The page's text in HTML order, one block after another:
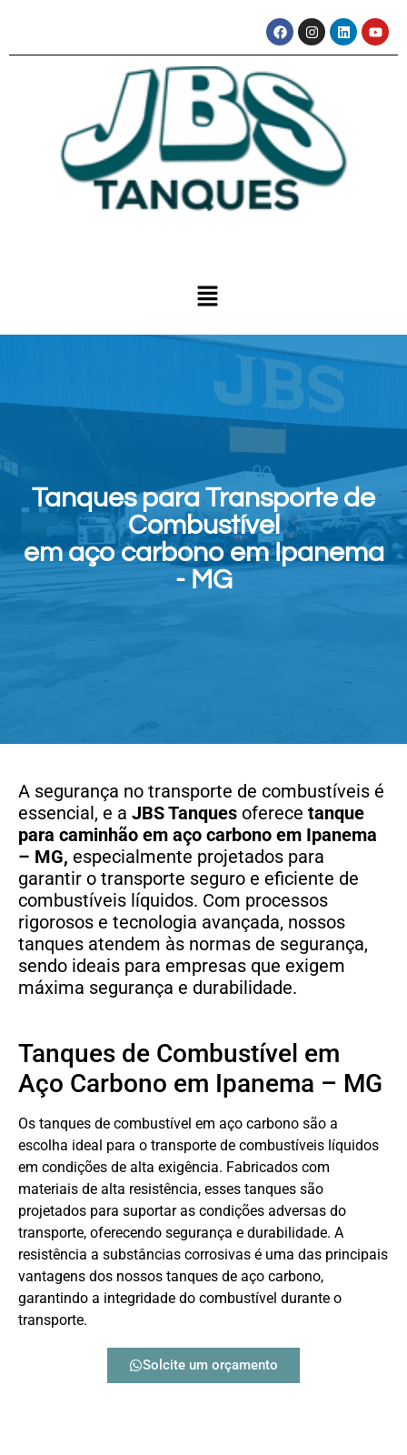
Tanques para Transporte de
Combustível
em aço carbono em Ipanema
- MG
A segurança no transporte de combustíveis é
essencial, e a JBS Tanques oferece tanque
para caminhão em aço carbono em Ipanema
– MG, especialmente projetados para
garantir o transporte seguro e eficiente de
combustíveis líquidos. Com processos
rigorosos e tecnologia avançada, nossos
tanques atendem às normas de segurança,
sendo ideais para empresas que exigem
máxima segurança e durabilidade.
Tanques de Combustível em
Aço Carbono em Ipanema – MG
Os tanques de combustível em aço carbono são a
escolha ideal para o transporte de combustíveis líquidos
em condições de alta exigência. Fabricados com
materiais de alta resistência, esses tanques são
projetados para suportar as condições adversas do
transporte, oferecendo segurança e durabilidade. A
resistência a substâncias corrosivas é uma das principais
vantagens dos nossos tanques de aço carbono,
garantindo a integridade do combustível durante o
transporte.
Solcite um orçamento